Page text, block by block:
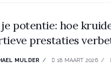
potentie: hoe
prestaties
MULDER 18 MAART 2026